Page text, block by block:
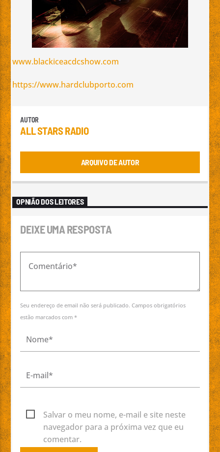
www.blackiceacdcshow.com
https://www.hardclubporto.com
AUTOR
ALL STARS RADIO
ARQUIVO DE AUTOR
OPNIÃO DOS LEITORES
DEIXE UMA RESPOSTA
Seu endereço de email não será publicado. Campos obrigatórios
estão marcados com *
Salvar o meu nome, e-mail e site neste
navegador para a próxima vez que eu
comentar.